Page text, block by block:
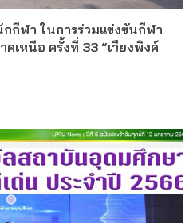
กกีฬา ในการร่วมแข่งขันกีฬา
เหนือ ครั้งที่ 33 “เวียงพิงค์